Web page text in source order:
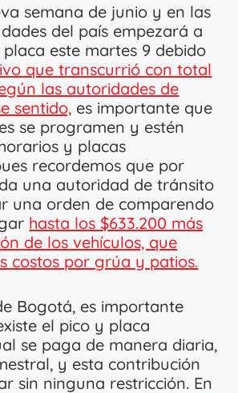
semana de junio y en las
del país empezará a
este martes 9 debido
que transcurrió con total
las autoridades de
sentido, es importante que
se programen y estén
y placas
recordemos que por
una autoridad de tránsito
una orden de comparendo
hasta los $633.200 más
de los vehículos, que
costos por grúa y patios.
Bogotá, es importante
el pico y placa
se paga de manera diaria,
y esta contribución
sin ninguna restricción. En